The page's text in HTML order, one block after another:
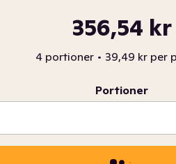
356,54 kr
4 portioner • 39,49 kr per
Portioner